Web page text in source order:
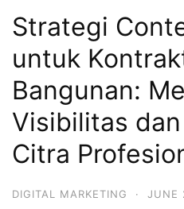
Strategi
untuk
Bangunan:
Visibilitas
Citra
DIGITAL MARKETING · JUNE